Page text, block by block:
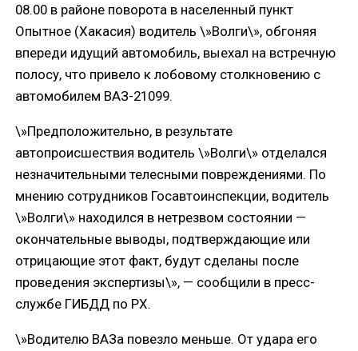
08.00 в районе поворота в населенный пункт
Опытное (Хакасия) водитель \»Волги\», обгоняя
впереди идущий автомобиль, выехал на встречную
полосу, что привело к лобовому столкновению с
автомобилем ВАЗ-21099.
\»Предположительно, в результате
автопроисшествия водитель \»Волги\» отделался
незначительными телесными повреждениями. По
мнению сотрудников Госавтоинспекции, водитель
\»Волги\» находился в нетрезвом состоянии —
окончательные выводы, подтверждающие или
отрицающие этот факт, будут сделаны после
проведения экспертизы\», — сообщили в пресс-
службе ГИБДД по РХ.
\»Водителю ВАЗа повезло меньше. От удара его